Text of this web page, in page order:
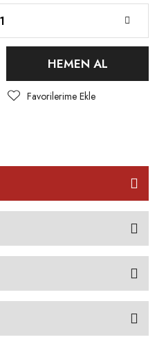
HEMEN AL